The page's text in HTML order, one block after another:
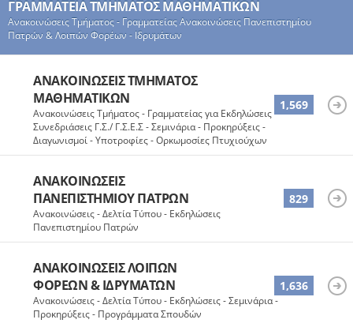
ΓΡΑΜΜΑΤΕΊΑ ΤΜΉΜΑΤΟΣ ΜΑΘΗΜΑΤΙΚΏΝ
Ανακοινώσεις Τμήματος - Γραμματείας Ανακοινώσεις Πανεπιστημίου
Πατρών & Λοιπών Φορέων - Ιδρυμάτων
ΑΝΑΚΟΙΝΏΣΕΙΣ ΤΜΉΜΑΤΟΣ
ΜΑΘΗΜΑΤΙΚΏΝ
Ανακοινώσεις Τμήματος - Γραμματείας για Εκδηλώσεις -
Συνεδριάσεις Γ.Σ./ Γ.Σ.Ε.Σ - Σεμινάρια - Προκηρύξεις -
Διαγωνισμοί - Υποτροφίες - Ορκωμοσίες Πτυχιούχων
1,569
ΑΝΑΚΟΙΝΏΣΕΙΣ
ΠΑΝΕΠΙΣΤΗΜΊΟΥ ΠΑΤΡΏΝ
Ανακοινώσεις - Δελτία Τύπου - Εκδηλώσεις
Πανεπιστημίου Πατρών
829
ΑΝΑΚΟΙΝΏΣΕΙΣ ΛΟΙΠΏΝ
ΦΟΡΈΩΝ & ΙΔΡΥΜΆΤΩΝ
Ανακοινώσεις - Δελτία Τύπου - Εκδηλώσεις - Σεμινάρια -
Προκηρύξεις - Προγράμματα Σπουδών
1,636